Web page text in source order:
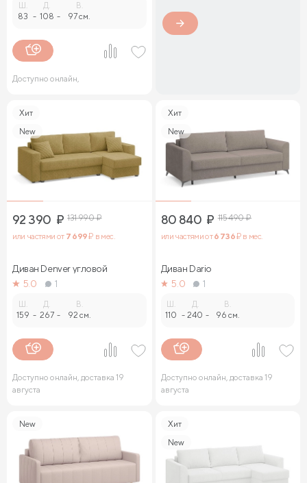
83 -
Д.
108 -
В.
97 см.
Доступно онлайн,
Хит
New
92 390 ₽ 131 990₽
или частями от 7 699₽ в мес.
Диван Denver угловой
5.0
1
159 -
Д.
267 -
В.
92 см.
Доступно онлайн, доставка 19
августа
Хит
New
80 840 ₽ 115 490₽
или частями от6 736₽ в мес.
Диван Dario
5.0
1
110 -
Д.
240 -
В.
96 см.
Доступно онлайн, доставка 19
августа
New
Хит
New